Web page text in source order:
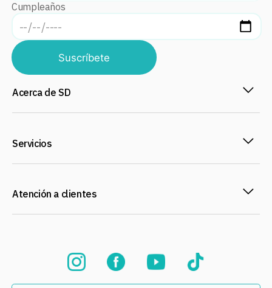
Cumpleaños
Suscríbete
Acerca de SD
Servicios
Atención a clientes